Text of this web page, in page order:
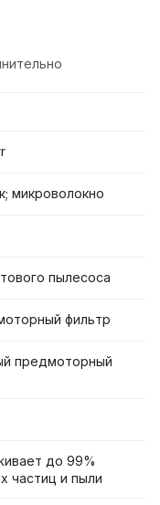
микроволокно
пылесоса
фильтр
предмоторный
до 99%
частиц и пыли